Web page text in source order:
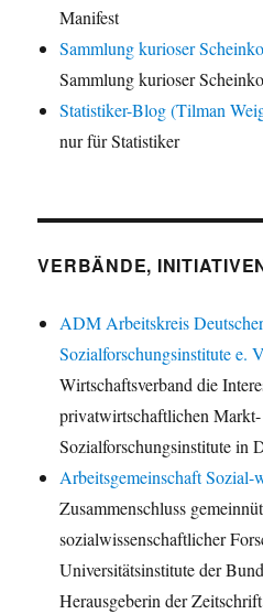
Manifest
Sammlung kurioser
Sammlung kurioser
Statistiker-Blog (Tilman
nur für Statistiker
VERBÄNDE,
ADM Arbeitskreis
Sozialforschungsinstitute e.
Wirtschaftsverband die
privatwirtschaftlichen
Sozialforschungsinstitute in
Arbeitsgemeinschaft Sozial-
Zusammenschluss
sozialwissenschaftlicher
Universitätsinstitute der
Herausgeberin der